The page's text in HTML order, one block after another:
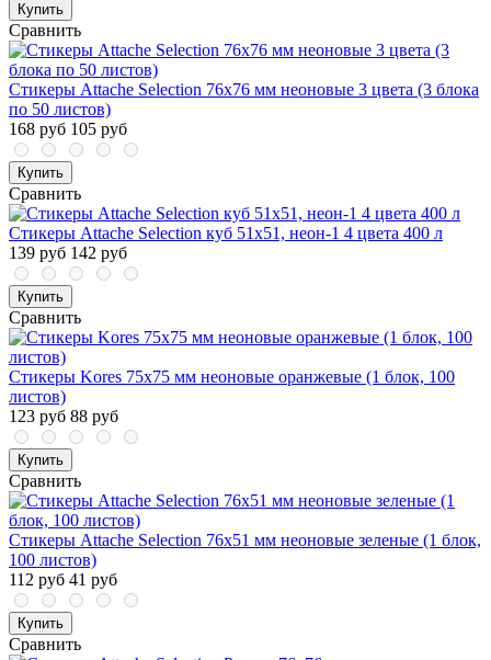
Купить
Сравнить
Стикеры Attache Selection 76x76 мм неоновые 3 цвета (3 блока
по 50 листов)
168 руб 105 руб
Купить
Сравнить
Стикеры Attache Selection куб 51х51, неон-1 4 цвета 400 л
139 руб 142 руб
Купить
Сравнить
Стикеры Kores 75x75 мм неоновые оранжевые (1 блок, 100
листов)
123 руб 88 руб
Купить
Сравнить
Стикеры Attache Selection 76x51 мм неоновые зеленые (1 блок,
100 листов)
112 руб 41 руб
Купить
Сравнить